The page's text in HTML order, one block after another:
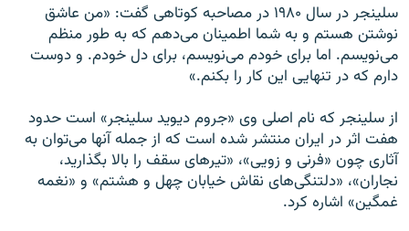
سلینجر در سال ۱۹۸۰ در مصاحبه كوتاهى گفت: «من عاشق
نوشتن هستم و به شما اطمينان مى‌دهم كه به طور منظم
می‌نویسم. اما براى خودم مى‌نويسم، براى دل خودم. و دوست
دارم كه در تنهايى اين كار را بکنم.»
از سلينجر كه نام اصلى وى «جروم ديويد سلينجر» است حدود
هفت اثر در ايران منتشر شده است كه از جمله آنها مى‌توان به
آثارى چون «فرنى و زويى»، «تیرهای سقف را بالا بگذارید،
نجاران»، «دلتنگى‌هاى نقاش خيابان چهل و هشتم» و «نغمه
غمگين» اشاره كرد.